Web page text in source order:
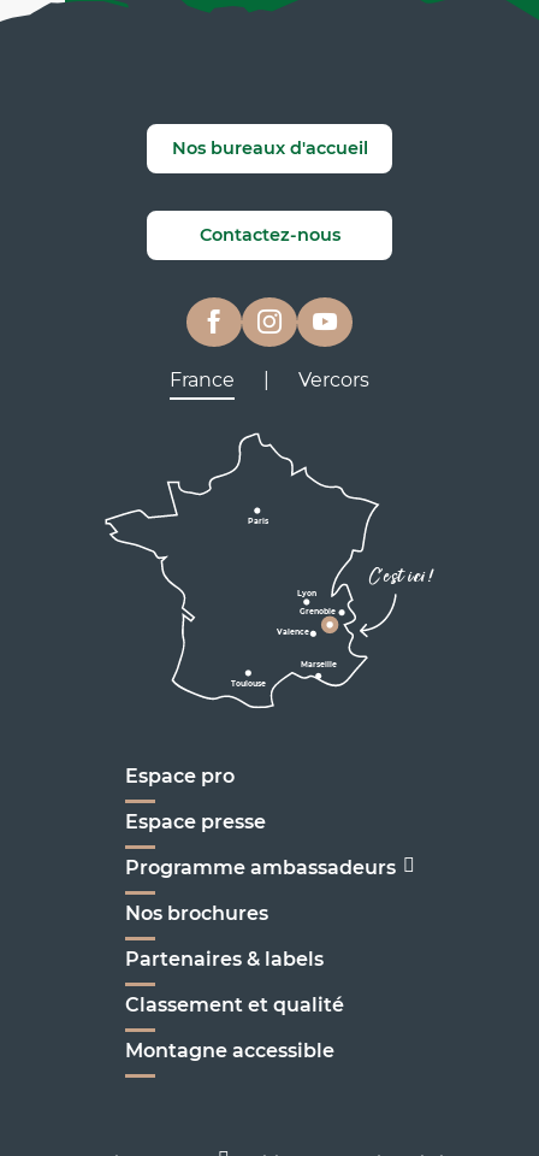
Nos bureaux d'accueil
Contactez-nous
France Vercors
C'est ici !
Paris
Toulouse
Marseille
Lyon
Valence
Grenoble
D1075
D531
Valence
Lyon
Marseille
Espace pro
Espace presse
Programme ambassadeurs
Nos brochures
Partenaires & labels
Classement et qualité
Montagne accessible